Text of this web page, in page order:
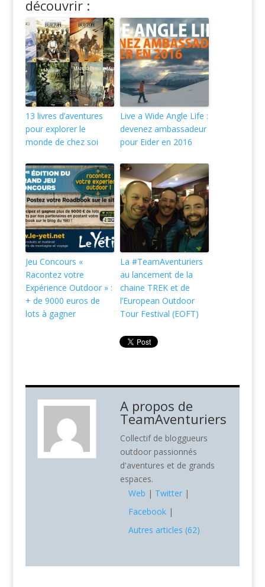
découvrir :
13 livres d’aventures
pour explorer le
monde de chez soi
Live a Wide Angle Life :
devenez ambassadeur
pour Eider en 2016
Jeu Concours «
Racontez votre
Expérience Outdoor » :
+ de 9000 euros de
lots à gagner
La #TeamAventuriers
au lancement de la
chaine TREK et de
l’European Outdoor
Tour Festival (EOFT)
A propos de
TeamAventuriers
Collectif de bloggueurs
outdoor passionnés
d'aventures et de grands
espaces.
Web | Twitter|
Facebook|
Autres articles (62)